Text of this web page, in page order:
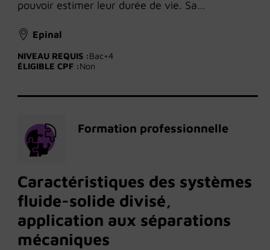
pouvoir estimer leur durée de vie. Sa…
Epinal
NIVEAU REQUIS :Bac+4
ÉLIGIBLE CPF :Non
Formation professionnelle
Caractéristiques des systèmes
fluide-solide divisé,
application aux séparations
mécaniques